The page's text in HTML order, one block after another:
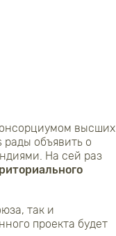
высших
объявить о
На сей раз
так и
проекта будет